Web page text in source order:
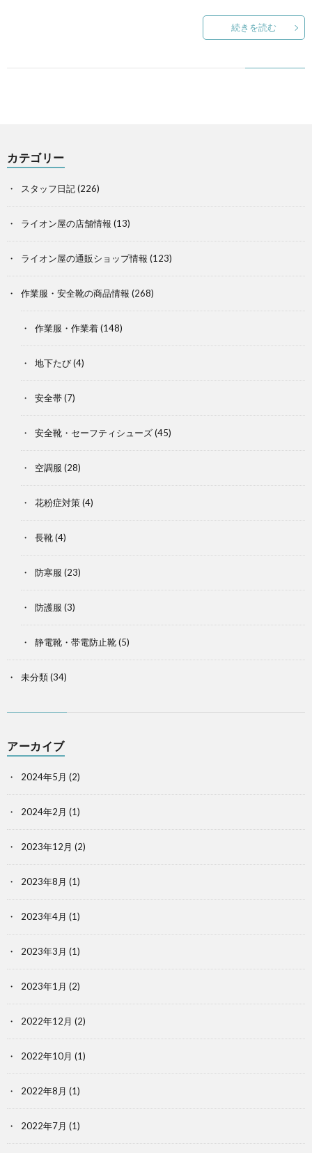
続きを読む
カテゴリー
スタッフ日記(226)
ライオン屋の店舗情報 (13)
ライオン屋の通販ショップ情報 (123)
作業服・安全靴の商品情報 (268)
作業服・作業着(148)
地下たび(4)
安全帯(7)
安全靴・セーフティシューズ(45)
空調服 (28)
花粉症対策(4)
長靴(4)
防寒服 (23)
防護服 (3)
静電靴・帯電防止靴(5)
未分類(34)
アーカイブ
2024年5月 (2)
2024年2月 (1)
2023年12月 (2)
2023年8月 (1)
2023年4月 (1)
2023年3月 (1)
2023年1月 (2)
2022年12月 (2)
2022年10月 (1)
2022年8月 (1)
2022年7月 (1)